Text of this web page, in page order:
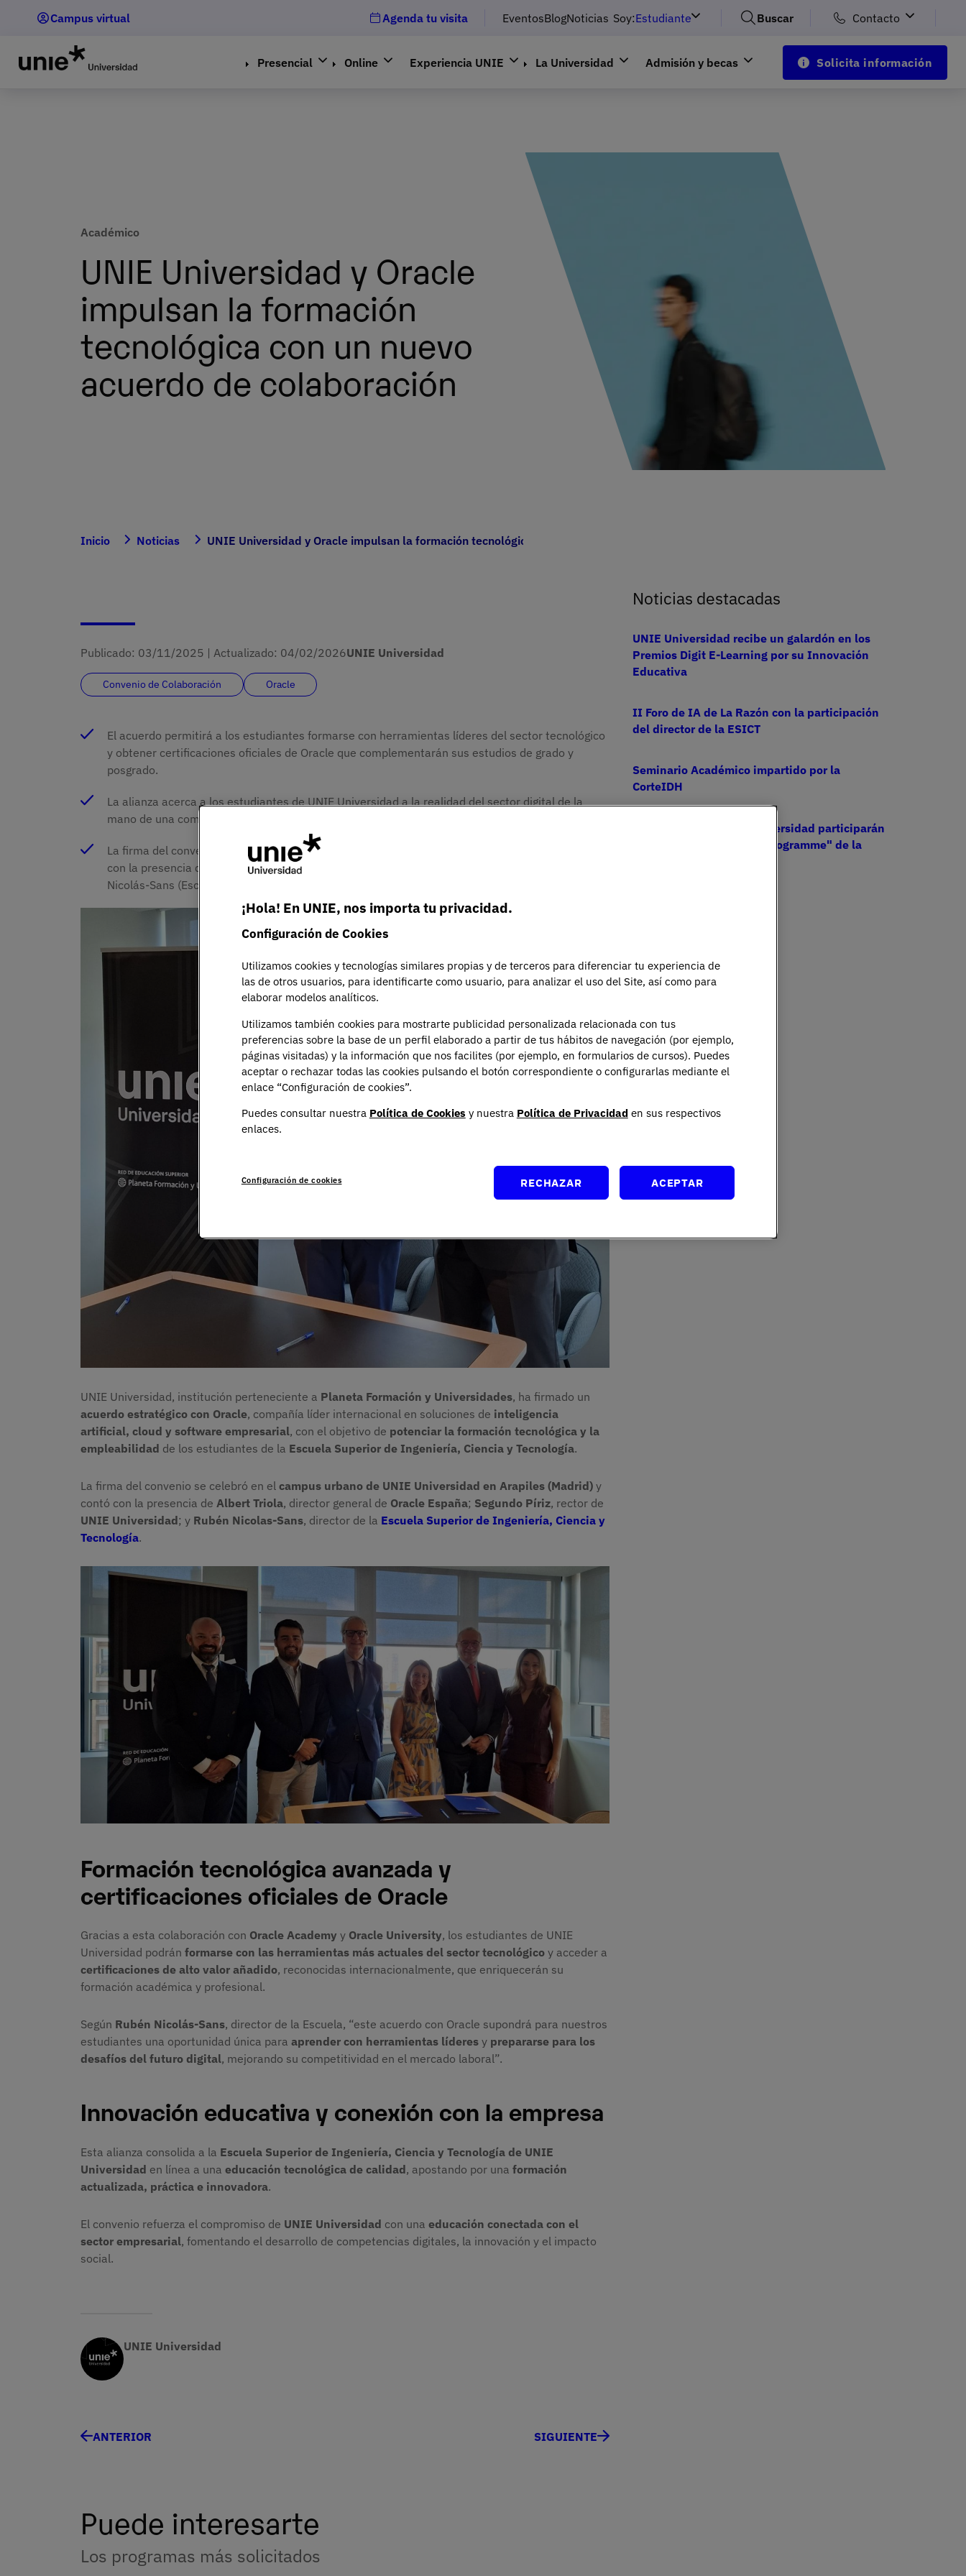
principal
Campus virtual Agenda tu visita EventosBlogNoticias Soy:Estudiante Buscar Contacto
Presencial Online Experiencia UNIE La Universidad Admisión y becas Solicita información
Académico
UNIE Universidad y Oracle
impulsan la formación
tecnológica con un nuevo
acuerdo de colaboración
Inicio Noticias UNIE Universidad y Oracle impulsan la formación tecnológica con un nuevo acuerdo de colaboración
Publicado: 03/11/2025 | Actualizado: 04/02/2026UNIE Universidad
Convenio de Colaboración Oracle
El acuerdo permitirá a los estudiantes formarse con herramientas líderes del sector tecnológico
y obtener certificaciones oficiales de Oracle que complementarán sus estudios de grado y
posgrado.
La alianza acerca a los estudiantes de UNIE Universidad a la realidad del sector digital de la
mano de una compañía líder mundial en innovación cloud e inteligencia artificial.
La firma del convenio tuvo lugar en el campus urbano de UNIE Universidad en Arapiles (Madrid)
con la presencia de Albert Triola (Oracle España), Segundo Píriz (UNIE Universidad) y Rubén
Nicolás-Sans (Escuela Superior de Ingeniería, Ciencia y Tecnología).
Imagen
UNIE Universidad, institución perteneciente a Planeta Formación y Universidades, ha firmado un
acuerdo estratégico con Oracle, compañía líder internacional en soluciones de inteligencia
artificial, cloud y software empresarial, con el objetivo de potenciar la formación tecnológica y la
empleabilidad de los estudiantes de la Escuela Superior de Ingeniería, Ciencia y Tecnología.
La firma del convenio se celebró en el campus urbano de UNIE Universidad en Arapiles (Madrid) y
contó con la presencia de Albert Triola, director general de Oracle España; Segundo Píriz, rector de
UNIE Universidad; y Rubén Nicolas-Sans, director de la Escuela Superior de Ingeniería, Ciencia y
Tecnología.
Imagen
Formación tecnológica avanzada y
certificaciones oficiales de Oracle
Gracias a esta colaboración con Oracle Academy y Oracle University, los estudiantes de UNIE
Universidad podrán formarse con las herramientas más actuales del sector tecnológico y acceder a
certificaciones de alto valor añadido, reconocidas internacionalmente, que enriquecerán su
formación académica y profesional.
Según Rubén Nicolás-Sans, director de la Escuela, “este acuerdo con Oracle supondrá para nuestros
estudiantes una oportunidad única para aprender con herramientas líderes y prepararse para los
desafíos del futuro digital, mejorando su competitividad en el mercado laboral”.
Innovación educativa y conexión con la empresa
Esta alianza consolida a la Escuela Superior de Ingeniería, Ciencia y Tecnología de UNIE
Universidad en línea a una educación tecnológica de calidad, apostando por una formación
actualizada, práctica e innovadora.
El convenio refuerza el compromiso de UNIE Universidad con una educación conectada con el
sector empresarial, fomentando el desarrollo de competencias digitales, la innovación y el impacto
social.
UNIE Universidad
ANTERIOR SIGUIENTE
Noticias destacadas
UNIE Universidad recibe un galardón en los
Premios Digit E-Learning por su Innovación
Educativa
II Foro de IA de La Razón con la participación
del director de la ESICT
Seminario Académico impartido por la
CorteIDH
Estudiantes de UNIE Universidad participarán
en "Economics Summer Programme" de la
Puede interesarte
Los programas más solicitados
¡Hola! En UNIE, nos importa tu privacidad.
Configuración de Cookies
Utilizamos cookies y tecnologías similares propias y de terceros para diferenciar tu experiencia de
las de otros usuarios, para identificarte como usuario, para analizar el uso del Site, así como para
elaborar modelos analíticos.
Utilizamos también cookies para mostrarte publicidad personalizada relacionada con tus
preferencias sobre la base de un perfil elaborado a partir de tus hábitos de navegación (por ejemplo,
páginas visitadas) y la información que nos facilites (por ejemplo, en formularios de cursos). Puedes
aceptar o rechazar todas las cookies pulsando el botón correspondiente o configurarlas mediante el
enlace “Configuración de cookies”.
Puedes consultar nuestra Política de Cookies y nuestra Política de Privacidad en sus respectivos
enlaces.
Configuración de cookies RECHAZAR ACEPTAR